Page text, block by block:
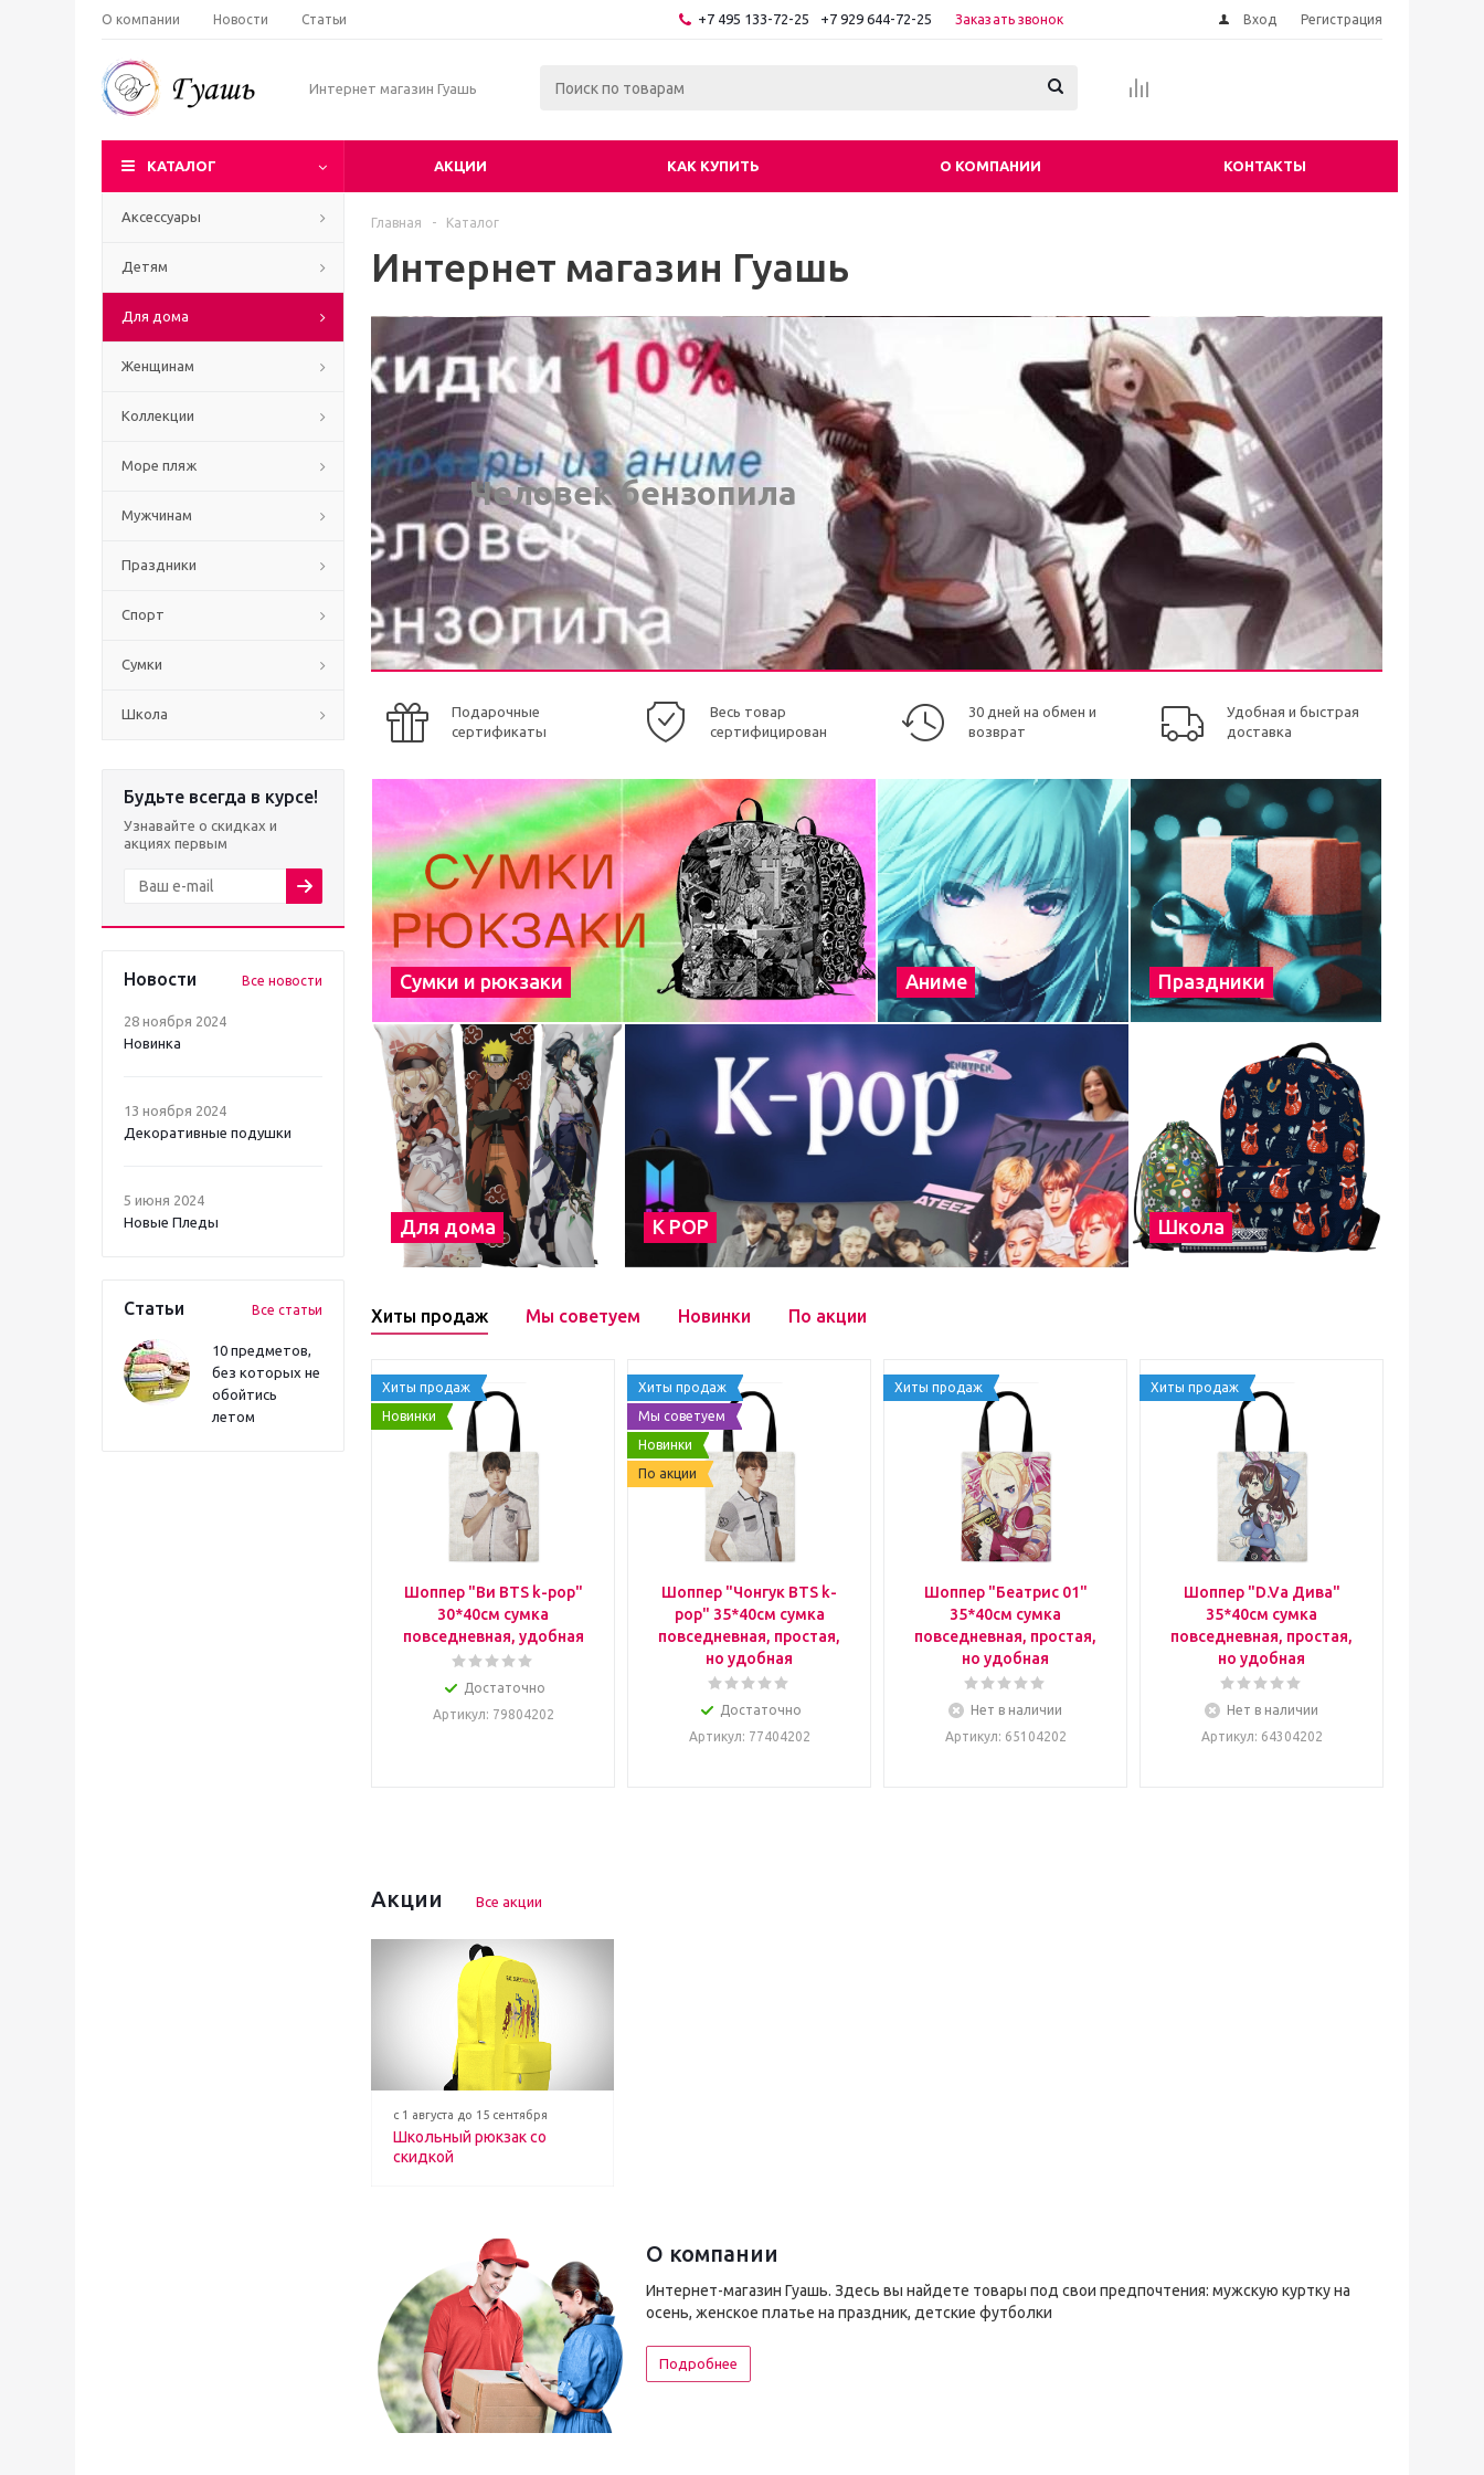
О компании Новости Статьи +7 495 133-72-25 +7 929 644-72-25 Заказать звонок Вход Регистрация
Интернет магазин Гуашь
КАТАЛОГ АКЦИИ КАК КУПИТЬ О КОМПАНИИ КОНТАКТЫ
Аксессуары
Детям
Для дома
Женщинам
Коллекции
Море пляж
Мужчинам
Праздники
Спорт
Сумки
Школа
Будьте всегда в курсе!
Узнавайте о скидках и
акциях первым
Новости Все новости
28 ноября 2024
Новинка
13 ноября 2024
Декоративные подушки
5 июня 2024
Новые Пледы
Статьи Все статьи
10 предметов,
без которых не
обойтись
летом
Главная - Каталог
Интернет магазин Гуашь
Человек бензопила
Подарочные
сертификаты
Весь товар
сертифицирован
30 дней на обмен и
возврат
Удобная и быстрая
доставка
Сумки и рюкзаки Аниме Праздники
Для дома К POP Школа
Хиты продаж Мы советуем Новинки По акции
Хиты продаж
Новинки
Шоппер "Ви BTS k-pop"
30*40см сумка
повседневная, удобная
Достаточно
Артикул: 79804202
Хиты продаж
Мы советуем
Новинки
По акции
Шоппер "Чонгук BTS k-
pop" 35*40см сумка
повседневная, простая,
но удобная
Достаточно
Артикул: 77404202
Хиты продаж
Шоппер "Беатрис 01"
35*40см сумка
повседневная, простая,
но удобная
Нет в наличии
Артикул: 65104202
Хиты продаж
Шоппер "D.Va Дива"
35*40см сумка
повседневная, простая,
но удобная
Нет в наличии
Артикул: 64304202
Акции Все акции
с 1 августа до 15 сентября
Школьный рюкзак со
скидкой
О компании
Интернет-магазин Гуашь. Здесь вы найдете товары под свои предпочтения: мужскую куртку на
осень, женское платье на праздник, детские футболки
Подробнее